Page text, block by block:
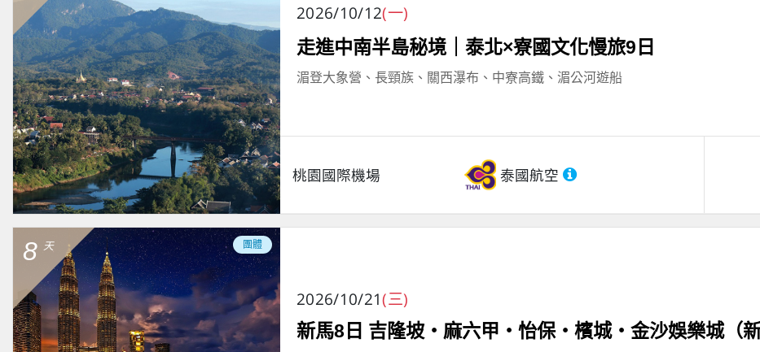
2026/10/12(一)
走進中南半島秘境｜泰北×寮國文化慢旅9日
湄登大象營、長頸族、關西瀑布、中寮高鐵、湄公河遊船
桃園國際機場 泰國航空
8 天 團體
2026/10/21(三)
新馬8日 吉隆坡‧麻六甲‧怡保‧檳城‧金沙娛樂城（新